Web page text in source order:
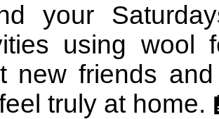
your
using wool
new friends
truly at home.